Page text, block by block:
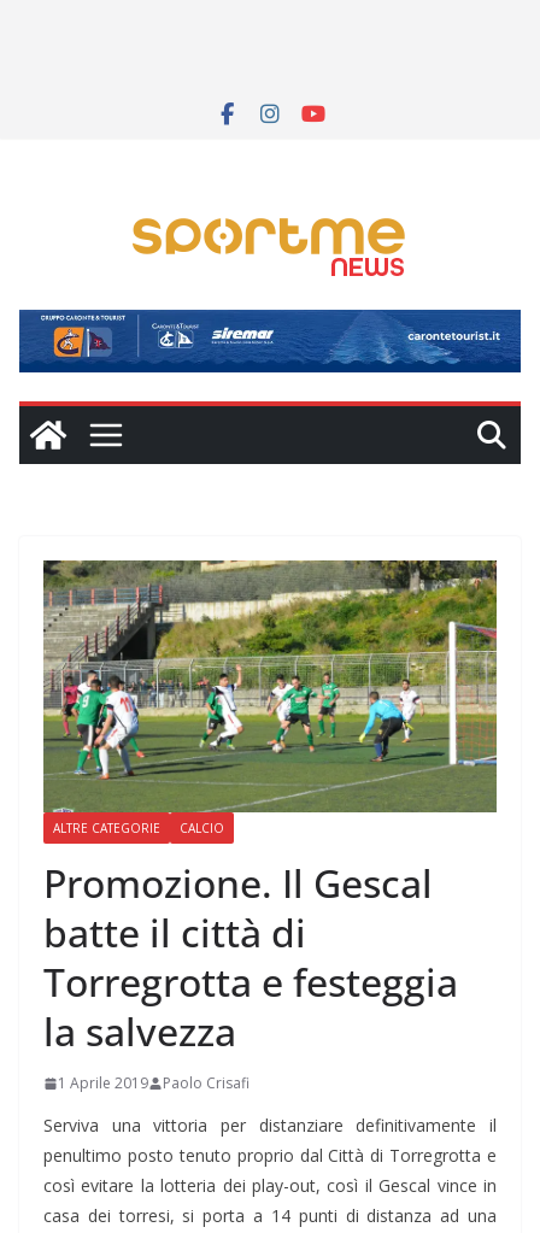
ALTRE CATEGORIE CALCIO
Promozione. Il Gescal
batte il città di
Torregrotta e festeggia
la salvezza
1 Aprile 2019 Paolo Crisafi
Serviva una vittoria per distanziare definitivamente il
penultimo posto tenuto proprio dal Città di Torregrotta e
così evitare la lotteria dei play-out, così il Gescal vince in
casa dei torresi, si porta a 14 punti di distanza ad una